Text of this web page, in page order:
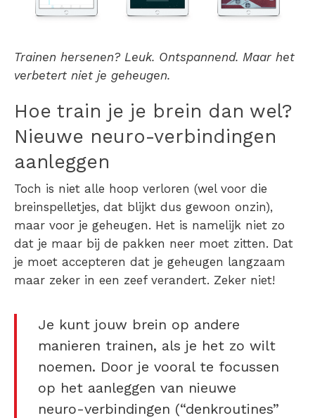
Trainen hersenen? Leuk. Ontspannend. Maar het
verbetert niet je geheugen.
Hoe train je je brein dan wel?
Nieuwe neuro-verbindingen
aanleggen
Toch is niet alle hoop verloren (wel voor die
breinspelletjes, dat blijkt dus gewoon onzin),
maar voor je geheugen. Het is namelijk niet zo
dat je maar bij de pakken neer moet zitten. Dat
je moet accepteren dat je geheugen langzaam
maar zeker in een zeef verandert. Zeker niet!
Je kunt jouw brein op andere
manieren trainen, als je het zo wilt
noemen. Door je vooral te focussen
op het aanleggen van nieuwe
neuro-verbindingen (“denkroutines”